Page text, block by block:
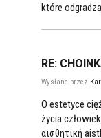
które
RE:
Wysłane przez
O estetyce
życia
αισθητική